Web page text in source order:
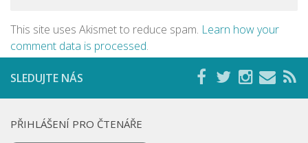
This site uses Akismet to reduce spam. Learn how your
comment data is processed.
SLEDUJTE NÁS
PŘIHLÁŠENÍ PRO ČTENÁŘE